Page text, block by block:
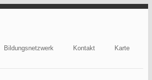
Bildungsnetzwerk Kontakt Karte